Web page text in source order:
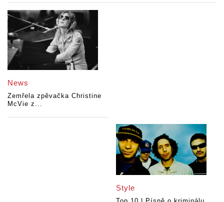
News
Zemřela zpěvačka Christine
McVie z...
Style